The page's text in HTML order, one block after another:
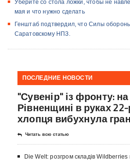
Уберите со стола ложки, чтобы не
мая и что нужно сделать
Генштаб подтвердил, что Силы
Саратовскому НПЗ.
ПОСЛЕДНИЕ НОВОСТИ
"Сувенір" із фронту: на
Рівненщині в руках
хлопця вибухнула
Читать всю статью
Die Welt: розгром складів